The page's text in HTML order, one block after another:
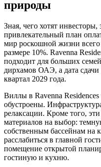
природы
Зная, чего хотят
привлекательный план
мир роскошной жизни
размере 10%. Ravenna
подходит для больших
дирхамов ОАЭ, а дата сдачи
квартал 2029 года.
Виллы в Ravenna
обустроены.
релаксации. Кроме того,
материалов на выбор:
собственным бассейнам на
расслабиться в главной
помещение открытой
гостиную и кухню.